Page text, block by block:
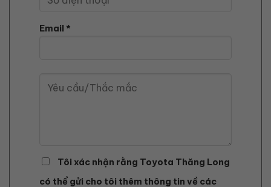
Email *
Tôi xác nhận rằng Toyota Thăng Long
có thể gửi cho tôi thêm thông tin về các